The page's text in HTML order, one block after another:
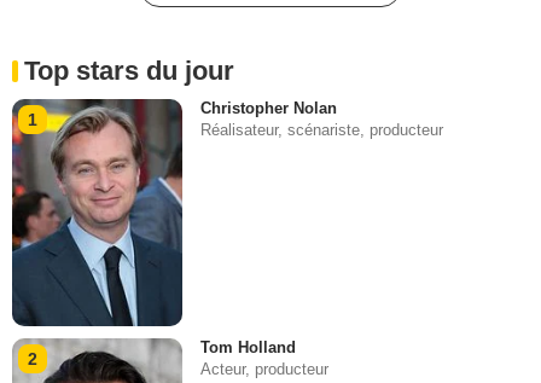
Top stars du jour
1
Christopher Nolan
Réalisateur, scénariste, producteur
2
Tom Holland
Acteur, producteur